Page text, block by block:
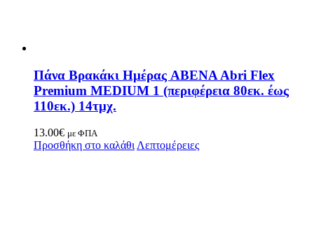
Πάνα Βρακάκι Ημέρας ABENA Abri Flex
Premium MEDIUM 1 (περιφέρεια 80εκ. έως
110εκ.) 14τμχ.
13.00€ με ΦΠΑ
Προσθήκη στο καλάθι Λεπτομέρειες